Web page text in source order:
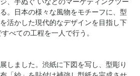
、手ぬぐ いなどのマーケティングツー
。日本の様々な風物をモチーフに、型
活かした現代的なデザインを目指し下
べての工程を一人で行う。
しました。渋紙に下図を写し、型彫り